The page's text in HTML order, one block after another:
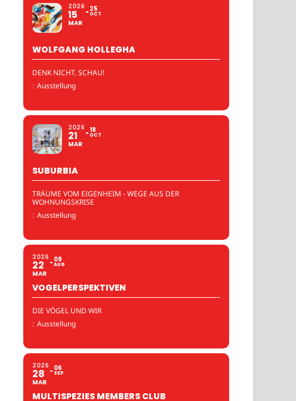
2026
15
MAR
25
OCT
WOLFGANG HOLLEGHA
DENK NICHT, SCHAU!
: Ausstellung
2026
21
MAR
18
OCT
SUBURBIA
TRÄUME VOM EIGENHEIM - WEGE AUS DER
WOHNUNGSKRISE
: Ausstellung
2026
22
MAR
09
AUG
VOGELPERSPEKTIVEN
DIE VÖGEL UND WIR
: Ausstellung
2026
28
MAR
06
SEP
MULTISPEZIES MEMBERS CLUB